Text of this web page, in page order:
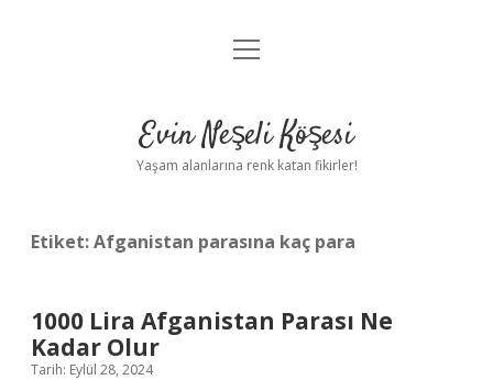
Anasayfa
Yasal Uyarı
menüyü
Evin Neşeli Köşesi
Yaşam alanlarına renk katan fikirler!
Etiket:Afganistan parasına kaç para
1000 Lira Afganistan Parası Ne
Kadar Olur
Tarih: Eylül 28, 2024